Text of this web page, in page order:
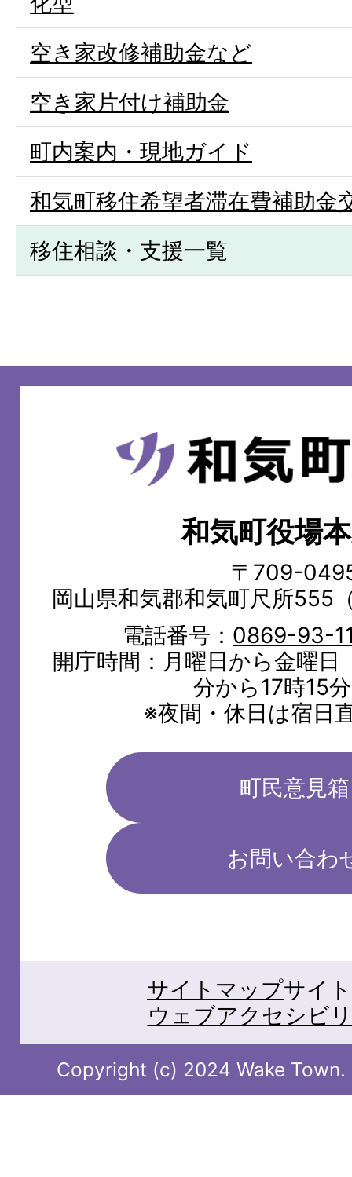
空き家改修補助金など
空き家片付け補助金
町内案内・現地ガイド
和気町移住希望者滞在費補助金
移住相談・支援一覧
和
気
和気町役場
〒709-
岡山県和気郡和気町尺所555
電話番号： 0869-93-
開庁時間：月曜日から金曜
分から17時15
※夜間・休日は宿日
町民意見箱
お問い合わ
サイトマップサイ
ウェブアクセシビ
Copyright (c) 2024 Wake Town.